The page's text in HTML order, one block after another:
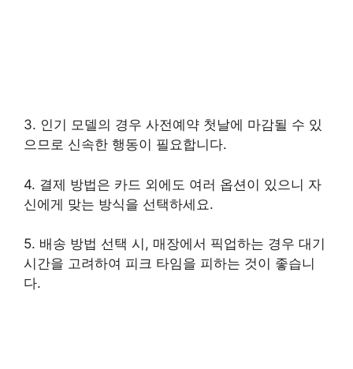
3. 인기 모델의 경우 사전예약 첫날에 마감될 수 있
으므로 신속한 행동이 필요합니다.
4. 결제 방법은 카드 외에도 여러 옵션이 있으니 자
신에게 맞는 방식을 선택하세요.
5. 배송 방법 선택 시, 매장에서 픽업하는 경우 대기
시간을 고려하여 피크 타임을 피하는 것이 좋습니
다.